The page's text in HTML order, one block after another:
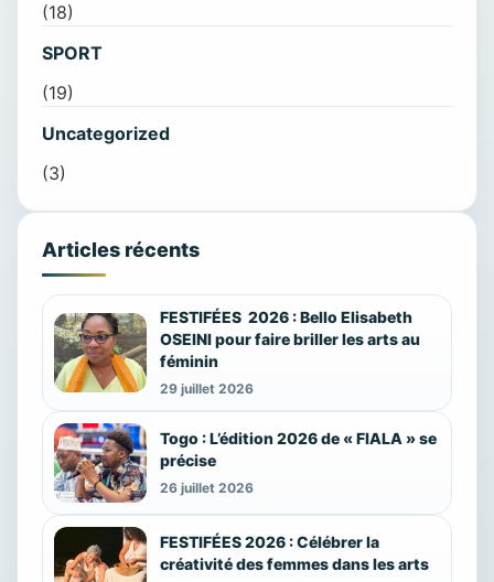
(18)
SPORT
(19)
Uncategorized
(3)
Articles récents
FESTIFÉES 2026 : Bello Elisabeth
OSEINI pour faire briller les arts au
féminin
29 juillet 2026
Togo : L’édition 2026 de « FIALA » se
précise
26 juillet 2026
FESTIFÉES 2026 : Célébrer la
créativité des femmes dans les arts